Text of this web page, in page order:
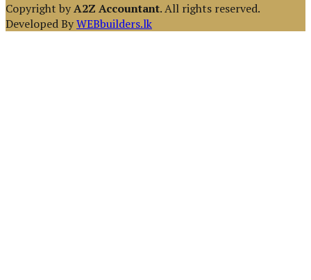
Copyright byA2Z Accountant. All rights reserved.
Developed ByWEBbuilders.lk